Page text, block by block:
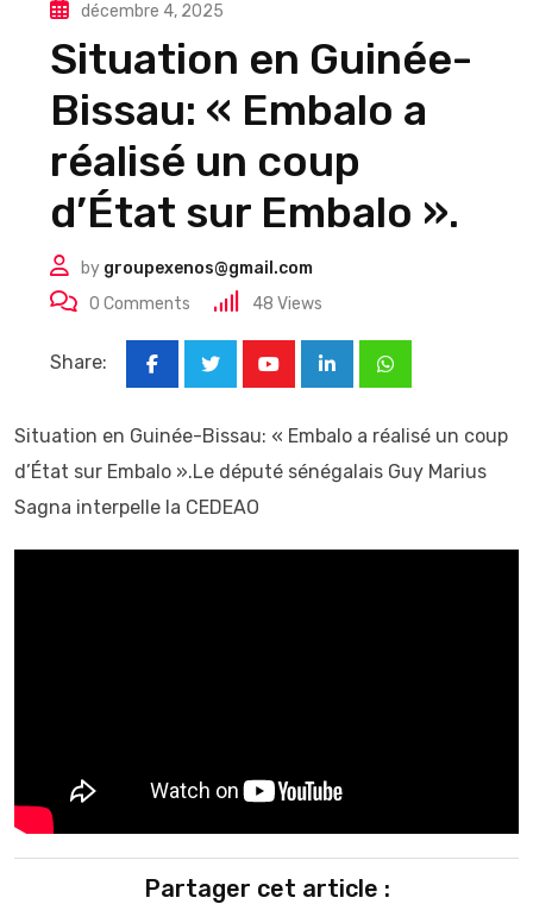
décembre 4, 2025
Situation en Guinée-
Bissau: « Embalo a
réalisé un coup
d’État sur Embalo ».
by groupexenos@gmail.com
0 Comments 48 Views
Share:
LinkedInWhatsapp
Situation en Guinée-Bissau: « Embalo a réalisé un coup
d’État sur Embalo ».Le député sénégalais Guy Marius
Sagna interpelle la CEDEAO
Partager cet article :